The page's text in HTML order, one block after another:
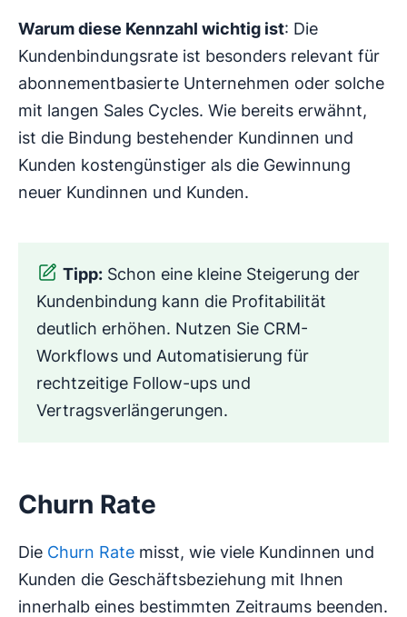
Warum diese Kennzahl wichtig ist: Die
Kundenbindungsrate ist besonders relevant für
abonnementbasierte Unternehmen oder solche
mit langen Sales Cycles. Wie bereits erwähnt,
ist die Bindung bestehender Kundinnen und
Kunden kostengünstiger als die Gewinnung
neuer Kundinnen und Kunden.
Tipp: Schon eine kleine Steigerung der
Kundenbindung kann die Profitabilität
deutlich erhöhen. Nutzen Sie CRM-
Workflows und Automatisierung für
rechtzeitige Follow-ups und
Vertragsverlängerungen.
Churn Rate
Die Churn Rate misst, wie viele Kundinnen und
Kunden die Geschäftsbeziehung mit Ihnen
innerhalb eines bestimmten Zeitraums beenden.